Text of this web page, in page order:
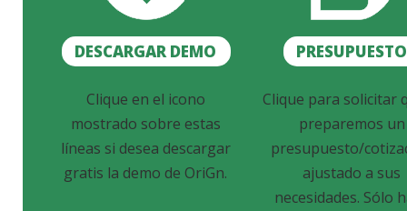
DESCARGAR DEMO PRESUPUESTO
Clique en el icono
mostrado sobre estas
líneas si desea descargar
gratis la demo de OriGn.
Clique para solicitar
preparemos un
presupuesto/
ajustado a sus
necesidades. Sólo